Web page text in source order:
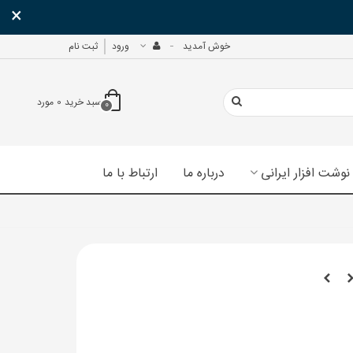
×
خوش آمدید ورود ثبت نام
0سبد خرید 0 مورد
نوشت افزار ایرانی درباره ما ارتباط با ما